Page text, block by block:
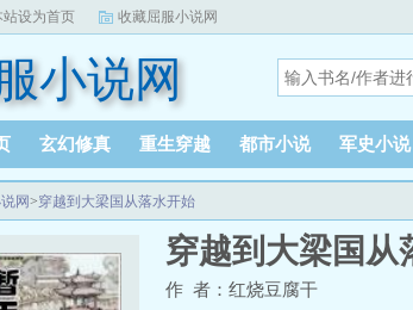
站设为首页 收藏屈服小说网
小说网
玄幻修真 重生穿越 都市小说 军史小说
网>穿越到大梁国从落水开始
穿越到大梁国从
作 者：红烧豆腐干